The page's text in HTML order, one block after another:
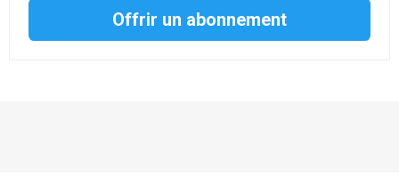
Offrir un abonnement